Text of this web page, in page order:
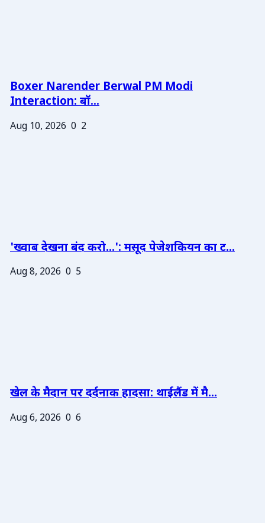
Boxer Narender Berwal PM Modi
Interaction: बॉ...
Aug 10, 2026 0 2
'ख्वाब देखना बंद करो...': मसूद पेजेशकियन का ट...
Aug 8, 2026 0 5
खेल के मैदान पर दर्दनाक हादसा: थाईलैंड में मै...
Aug 6, 2026 0 6